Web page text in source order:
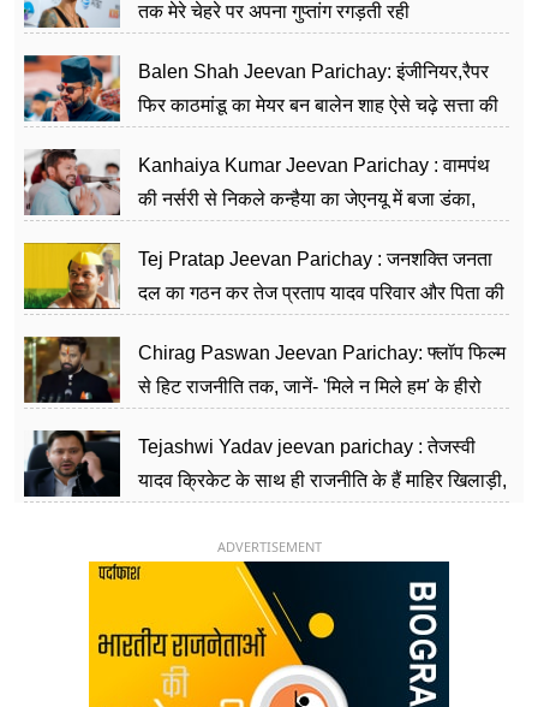
तक मेरे चेहरे पर अपना गुप्तांग रगड़ती रही
Balen Shah Jeevan Parichay: इंजीनियर,रैपर
फिर काठमांडू का मेयर बन बालेन शाह ऐसे चढ़े सत्ता की
Kanhaiya Kumar Jeevan Parichay : वामपंथ
की नर्सरी से निकले कन्हैया का जेएनयू में बजा डंका,
Tej Pratap Jeevan Parichay : जनशक्ति जनता
दल का गठन कर तेज प्रताप यादव परिवार और पिता की
Chirag Paswan Jeevan Parichay: फ्लॉप फिल्म
से हिट राजनीति तक, जानें- 'मिले न मिले हम' के हीरो
Tejashwi Yadav jeevan parichay : तेजस्वी
यादव क्रिकेट के साथ ही राजनीति के हैं माहिर खिलाड़ी,
ADVERTISEMENT